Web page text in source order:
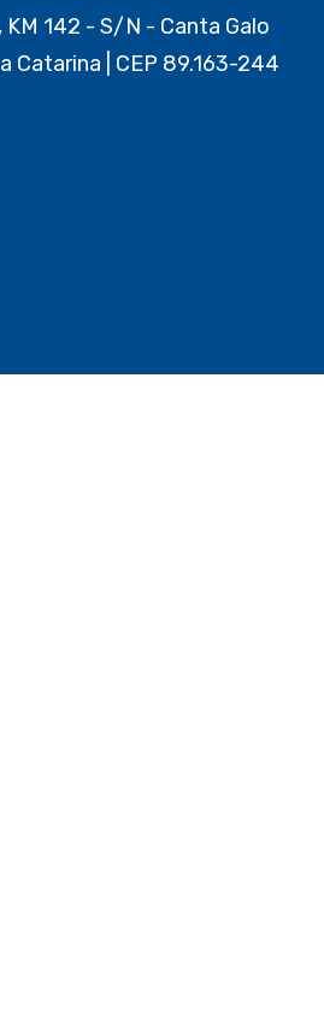
KM 142 - S/N - Canta Galo
Catarina | CEP 89.163-244